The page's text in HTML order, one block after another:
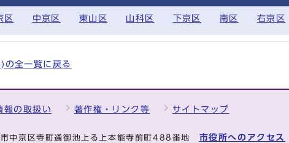
区 中京区 東山区 山科区 下京区 南区 右京区
全一覧に戻る
報の取扱い 著作権・リンク等 サイトマップ
京区寺町通御池上る上本能寺前町488番地 市役所へのアクセス